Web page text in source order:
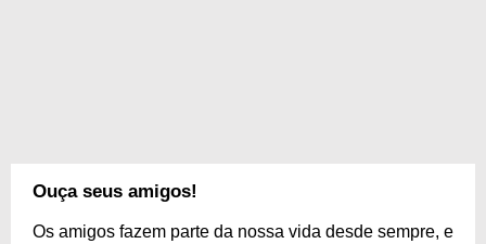
Ouça seus amigos!
Os amigos fazem parte da nossa vida desde sempre, e